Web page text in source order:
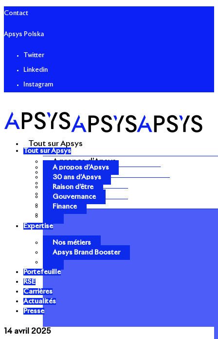
Contact
Apsys Polska
Twitter
Linkedin
Instagram
Tout sur Apsys
A propos d’Apsys
30 ans d’Apsys
Raison d’être
Gouvernance
Finance
Tout sur Apsys
A propos d’Apsys
30 ans d’Apsys
Raison d’être
Gouvernance
Finance
Expertise
Nos métiers
Apsys Brand Booster
Portefeuille
RSE
Carrières
Actualités
Presse
14 avril 2025